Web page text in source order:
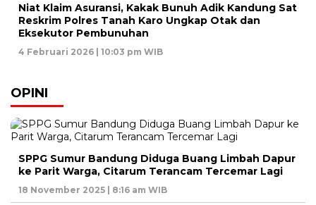
Niat Klaim Asuransi, Kakak Bunuh Adik Kandung Sat
Reskrim Polres Tanah Karo Ungkap Otak dan
Eksekutor Pembunuhan
4 Februari 2026 | 10:03 pm WIB
OPINI
SPPG Sumur Bandung Diduga Buang Limbah Dapur
ke Parit Warga, Citarum Terancam Tercemar Lagi
18 November 2025 | 8:16 am WIB